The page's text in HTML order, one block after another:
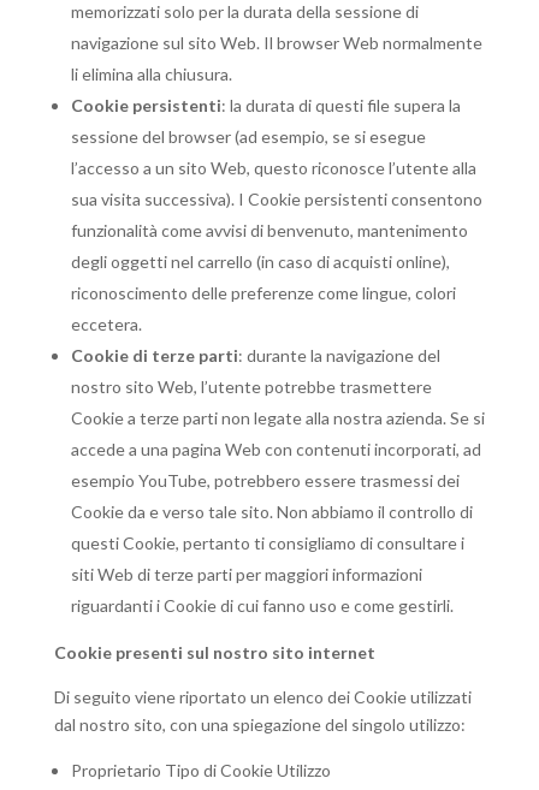
memorizzati solo per la durata della sessione di
navigazione sul sito Web. Il browser Web normalmente
li elimina alla chiusura.
Cookie persistenti: la durata di questi file supera la
sessione del browser (ad esempio, se si esegue
l’accesso a un sito Web, questo riconosce l’utente alla
sua visita successiva). I Cookie persistenti consentono
funzionalità come avvisi di benvenuto, mantenimento
degli oggetti nel carrello (in caso di acquisti online),
riconoscimento delle preferenze come lingue, colori
eccetera.
Cookie di terze parti: durante la navigazione del
nostro sito Web, l’utente potrebbe trasmettere
Cookie a terze parti non legate alla nostra azienda. Se si
accede a una pagina Web con contenuti incorporati, ad
esempio YouTube, potrebbero essere trasmessi dei
Cookie da e verso tale sito. Non abbiamo il controllo di
questi Cookie, pertanto ti consigliamo di consultare i
siti Web di terze parti per maggiori informazioni
riguardanti i Cookie di cui fanno uso e come gestirli.
Cookie presenti sul nostro sito internet
Di seguito viene riportato un elenco dei Cookie utilizzati
dal nostro sito, con una spiegazione del singolo utilizzo:
Proprietario Tipo di Cookie Utilizzo